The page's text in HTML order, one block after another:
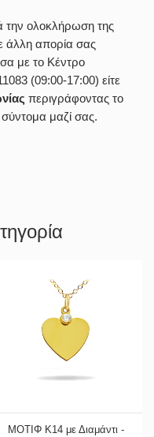
την ολοκλήρωση της
άλλη απορία σας
με το Κέντρο
(09:00-17:00) είτε
περιγράφοντας το
μαζί σας.
ΜΟΤΙΦ Κ14 με Διαμάντι -